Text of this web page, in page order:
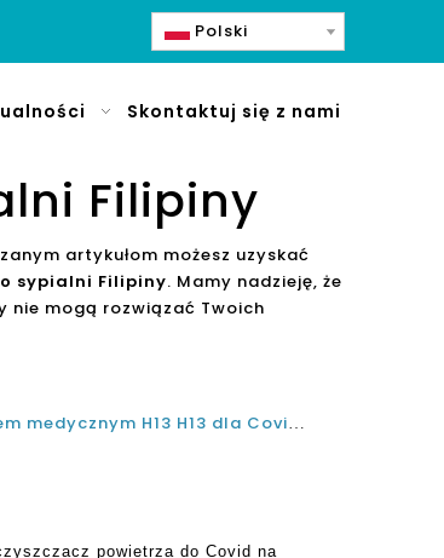
Polski
Skontaktuj się z nami
Filipiny
artykułom możesz uzyskać
sypialni Filipiny. Mamy nadzieję, że
nie mogą rozwiązać Twoich
Najlepsza oczyszczacz powietrza z filtrem medycznym H13 H13 dla Covid na Filipinach w 2021 i 2022
powietrza do Covid na